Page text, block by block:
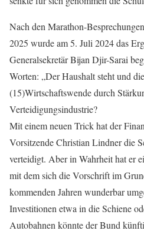
Nach den Marathon-
2025 wurde am 5. Juli 2024 das
Generalsekretär Bijan Djir-Sarai
Worten: „Der Haushalt steht und
(15)Wirtschaftswende durch
Verteidigungsindustrie?
Mit einem neuen Trick hat der
Vorsitzende Christian Lindner die
verteidigt. Aber in Wahrheit hat er
mit dem sich die Vorschrift im
kommenden Jahren wunderbar
Investitionen etwa in die Schiene
Autobahnen könnte der Bund